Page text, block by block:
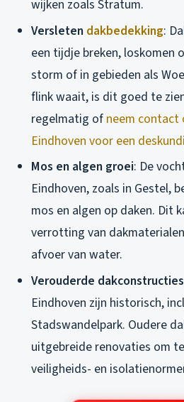
wijken zoals Stratum.
Versleten dakbedekking:
een tijdje breken, loskomen
storm of in gebieden als
flink waait, is dit goed te
regelmatig of neem contact
Eindhoven voor een
Mos en algen groei: De
Eindhoven, zoals in Gestel,
mos en algen op daken. Dit
verrotting van
afvoer van water.
Verouderde dakconstructies
Eindhoven zijn historisch,
Stadswandelpark. Oudere
uitgebreide renovaties om
veiligheids- en